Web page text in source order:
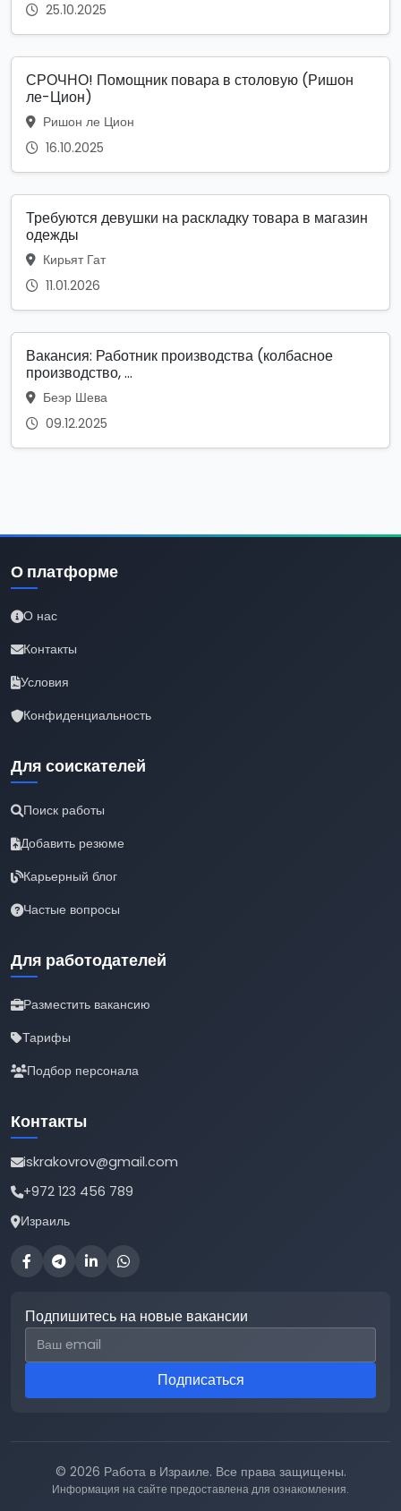
25.10.2025
СРОЧНО! Помощник повара в столовую (Ришон
ле-Цион)
Ришон ле Цион
16.10.2025
Требуются девушки на раскладку товара в магазин
одежды
Кирьят Гат
11.01.2026
Вакансия: Работник производства (колбасное
производство, ...
Беэр Шева
09.12.2025
О платформе
О нас
Контакты
Условия
Конфиденциальность
Для соискателей
Поиск работы
Добавить резюме
Карьерный блог
Частые вопросы
Для работодателей
Разместить вакансию
Тарифы
Подбор персонала
Контакты
iskrakovrov@gmail.com
+972 123 456 789
Израиль
Подпишитесь на новые вакансии
Email для подписки
Подписаться
© 2026 Работа в Израиле. Все права защищены.
Информация на сайте предоставлена для ознакомления.